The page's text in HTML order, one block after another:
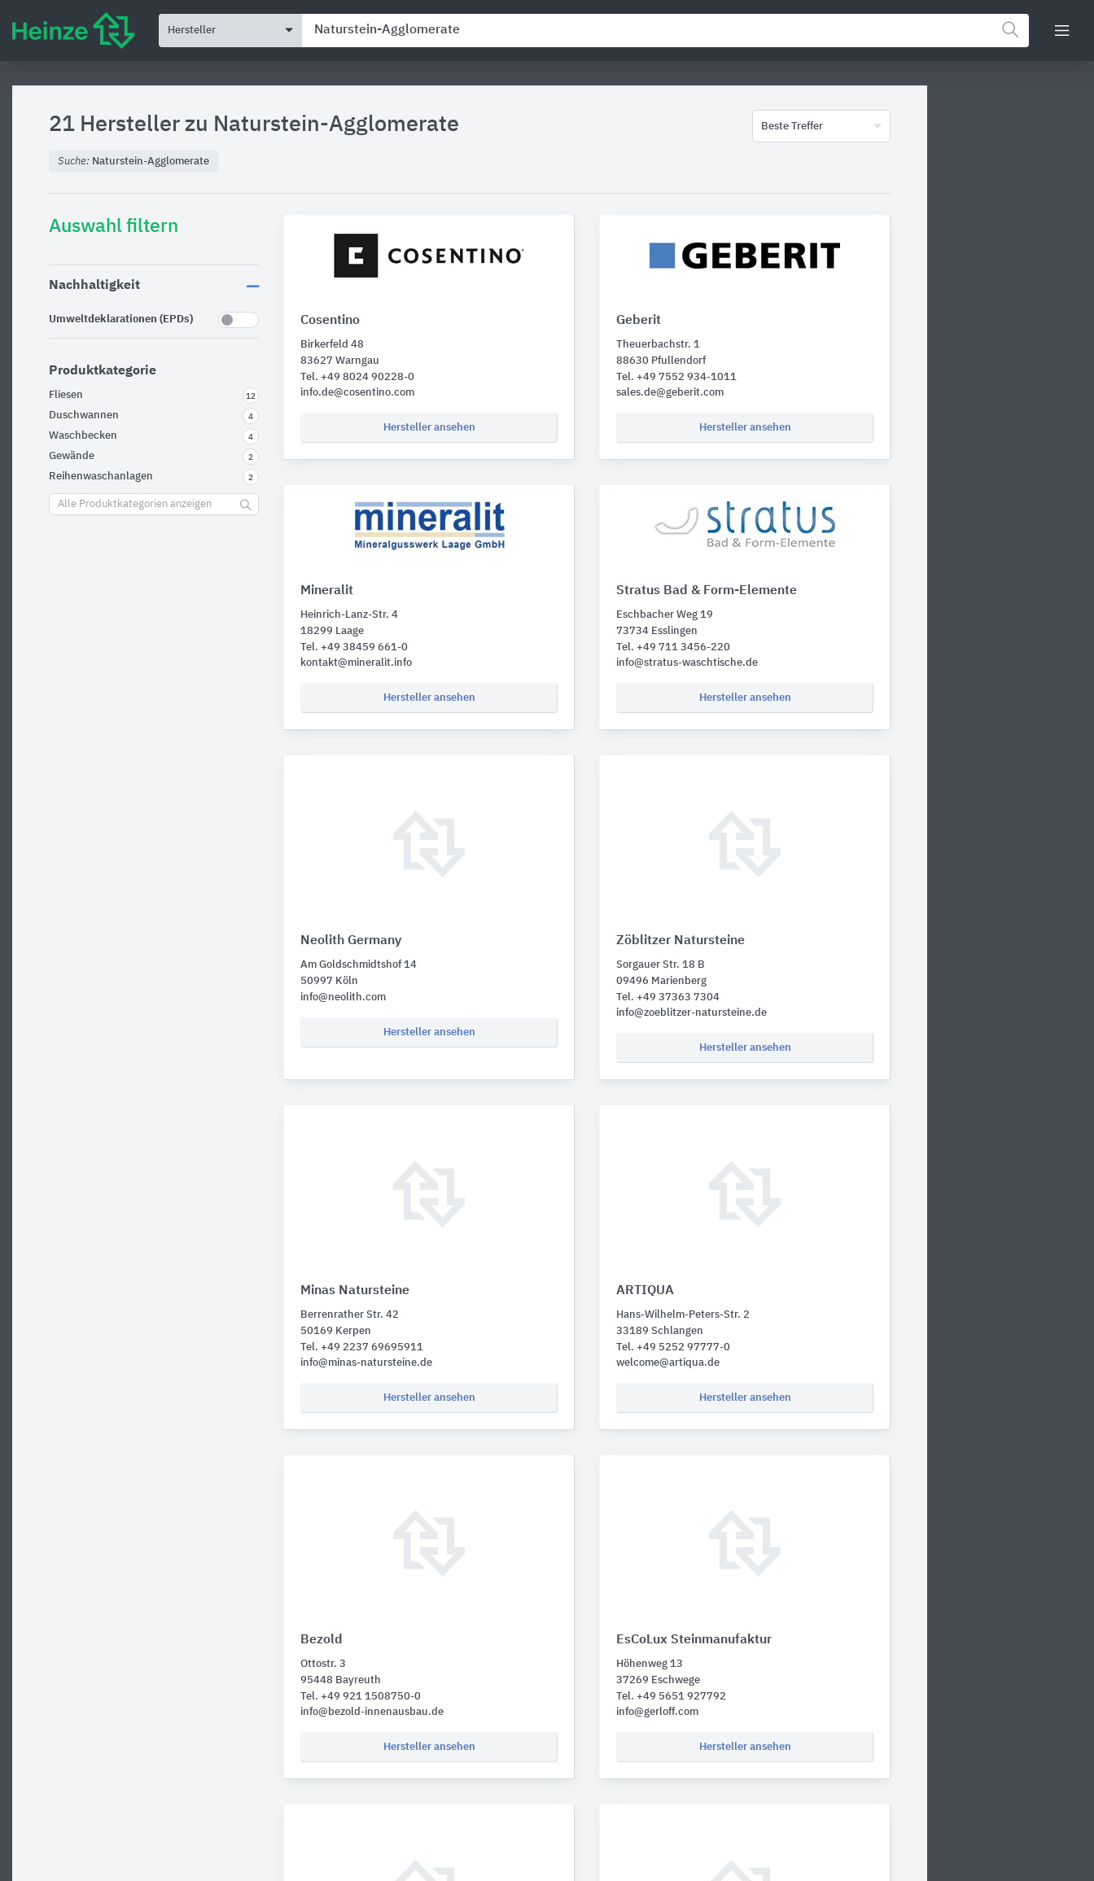
Hersteller
21 Hersteller zu Naturstein-Agglomerate Beste Treffer
Suche: Naturstein-Agglomerate
Auswahl filtern
Nachhaltigkeit
Umweltdeklarationen (EPDs)
Produktkategorie
Fliesen 12
Duschwannen 4
Waschbecken 4
Gewände 2
Reihenwaschanlagen 2
Alle Produktkategorien anzeigen
Cosentino
Birkerfeld 48
83627 Warngau
Tel. +49 8024 90228-0
info.de@cosentino.com
Hersteller ansehen
Geberit
Theuerbachstr. 1
88630 Pfullendorf
Tel. +49 7552 934-1011
sales.de@geberit.com
Hersteller ansehen
Mineralit
Heinrich-Lanz-Str. 4
18299 Laage
Tel. +49 38459 661-0
kontakt@mineralit.info
Hersteller ansehen
Stratus Bad & Form-Elemente
Eschbacher Weg 19
73734 Esslingen
Tel. +49 711 3456-220
info@stratus-waschtische.de
Hersteller ansehen
Neolith Germany
Am Goldschmidtshof 14
50997 Köln
info@neolith.com
Hersteller ansehen
Zöblitzer Natursteine
Sorgauer Str. 18 B
09496 Marienberg
Tel. +49 37363 7304
info@zoeblitzer-natursteine.de
Hersteller ansehen
Minas Natursteine
Berrenrather Str. 42
50169 Kerpen
Tel. +49 2237 69695911
info@minas-natursteine.de
Hersteller ansehen
ARTIQUA
Hans-Wilhelm-Peters-Str. 2
33189 Schlangen
Tel. +49 5252 97777-0
welcome@artiqua.de
Hersteller ansehen
Bezold
Ottostr. 3
95448 Bayreuth
Tel. +49 921 1508750-0
info@bezold-innenausbau.de
Hersteller ansehen
EsCoLux Steinmanufaktur
Höhenweg 13
37269 Eschwege
Tel. +49 5651 927792
info@gerloff.com
Hersteller ansehen